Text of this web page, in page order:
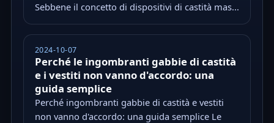
Sebbene il concetto di dispositivi di castità mas...
2024-10-07
Perché le ingombranti gabbie di castità
e i vestiti non vanno d'accordo: una
guida semplice
Perché ingombranti gabbie di castità e vestiti
non vanno d'accordo: una guida semplice Le